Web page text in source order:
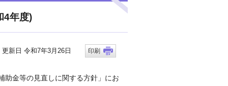
4年度)
新日 令和7年3月26日 印刷
金等の見直しに関する方針」にお